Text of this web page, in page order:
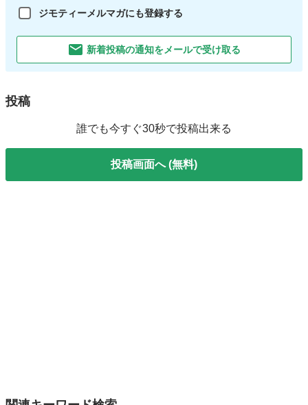
ジモティーメルマガにも登録する
新着投稿の通知をメールで受け取る
投稿
誰でも今すぐ30秒で投稿出来る
投稿画面へ (無料)